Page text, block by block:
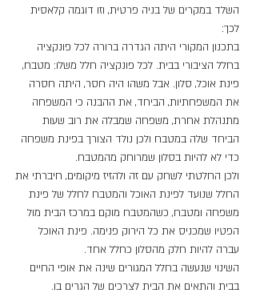
השלד במקרים של בניה פרטית, וזו דוגמה קלאסית
לכך:
בתכנון המקורי היתה הגדרה ברורה לכל פונקציה
בחלל הציבורי בבית. לכל פונקציה חלל משלו: מטבח,
פינת אוכל, סלון. אבל משהו היה חסר, היתה חסרה
את המשפחתיות, הביחד, את ההבנה כי המשפחה
מתנהלת אחרת, משפחה שמבלה את רוב שעות
הביחד שלה במטבח ולכן נולד הצורך בפינת משפחה
כדי לא להיות בסלון שמרוחק מהמטבח.
ולכן החלטתי לשחק עם זה ולהזיז מיקומים, חיברתי את
החלל שנועד לפינת האוכל והמטבח לחלל של פינת
משפחה ומטבח, כשהמטבח מוקם במרכז הבית מול
הפטיו שמכניס את כל הירוק פנימה. פינת האוכל
עברה להיות חלק מהסלון כחלל אחד.
השינוי שנעשה בחלל המגורים שינה את אופי החיים
בבית והתאים את הבית לצרכים של הגרים בו.